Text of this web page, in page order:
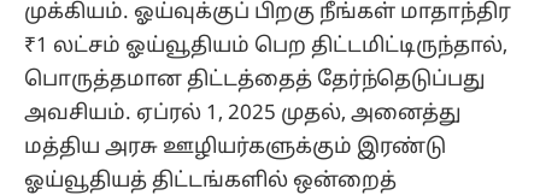
முக்கியம். ஓய்வுக்குப் பிறகு நீங்கள் மாதாந்திர
₹1 லட்சம் ஓய்வூதியம் பெற திட்டமிட்டிருந்தால்,
பொருத்தமான திட்டத்தைத் தேர்ந்தெடுப்பது
அவசியம். ஏப்ரல் 1, 2025 முதல், அனைத்து
மத்திய அரசு ஊழியர்களுக்கும் இரண்டு
ஓய்வூதியத் திட்டங்களில் ஒன்றைத்